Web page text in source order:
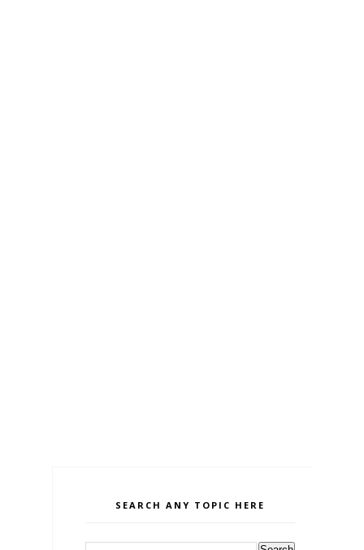
SEARCH ANY TOPIC HERE